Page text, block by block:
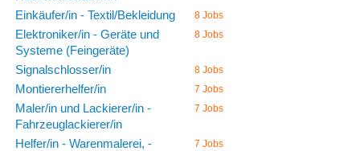
Einkäufer/in - Textil/Bekleidung 8 Jobs
Elektroniker/in - Geräte und
Systeme (Feingeräte)
8 Jobs
Signalschlosser/in 8 Jobs
Montiererhelfer/in 7 Jobs
Maler/in und Lackierer/in -
Fahrzeuglackierer/in
7 Jobs
Helfer/in - Warenmalerei, -
7 Jobs